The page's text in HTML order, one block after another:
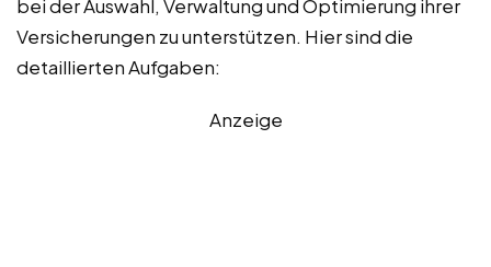
bei der Auswahl, Verwaltung und Optimierung ihrer
Versicherungen zu unterstützen. Hier sind die
detaillierten Aufgaben:
Anzeige